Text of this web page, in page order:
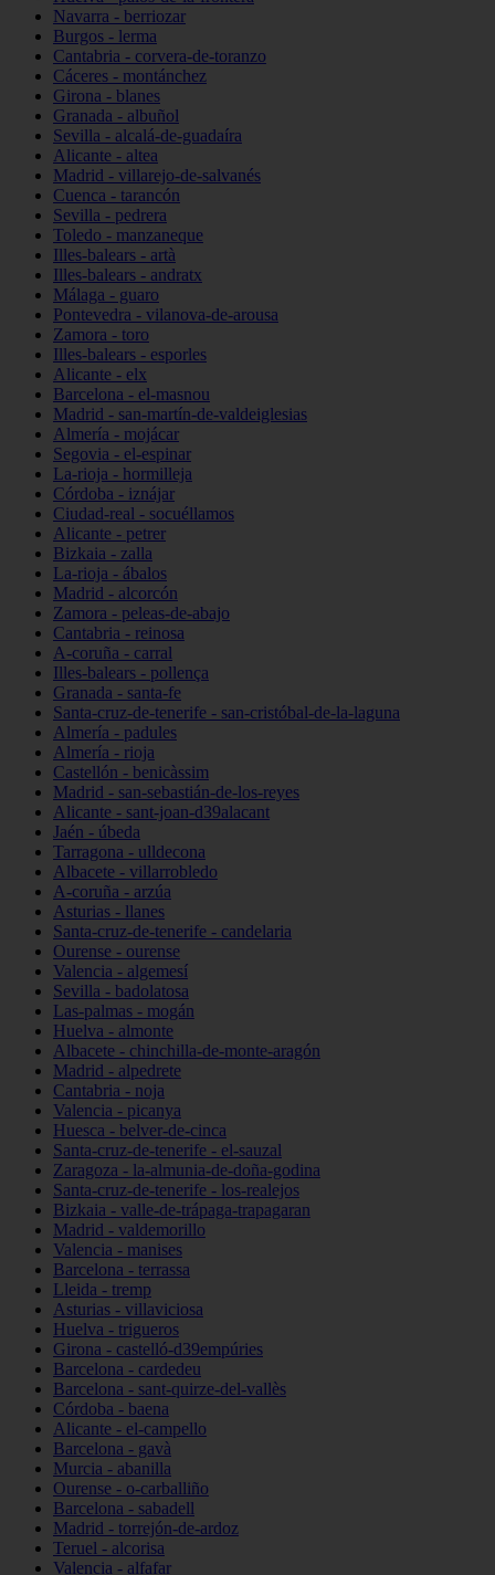
Navarra - berriozar
Burgos - lerma
Cantabria - corvera-de-toranzo
Cáceres - montánchez
Girona - blanes
Granada - albuñol
Sevilla - alcalá-de-guadaíra
Alicante - altea
Madrid - villarejo-de-salvanés
Cuenca - tarancón
Sevilla - pedrera
Toledo - manzaneque
Illes-balears - artà
Illes-balears - andratx
Málaga - guaro
Pontevedra - vilanova-de-arousa
Zamora - toro
Illes-balears - esporles
Alicante - elx
Barcelona - el-masnou
Madrid - san-martín-de-valdeiglesias
Almería - mojácar
Segovia - el-espinar
La-rioja - hormilleja
Córdoba - iznájar
Ciudad-real - socuéllamos
Alicante - petrer
Bizkaia - zalla
La-rioja - ábalos
Madrid - alcorcón
Zamora - peleas-de-abajo
Cantabria - reinosa
A-coruña - carral
Illes-balears - pollença
Granada - santa-fe
Santa-cruz-de-tenerife - san-cristóbal-de-la-laguna
Almería - padules
Almería - rioja
Castellón - benicàssim
Madrid - san-sebastián-de-los-reyes
Alicante - sant-joan-d39alacant
Jaén - úbeda
Tarragona - ulldecona
Albacete - villarrobledo
A-coruña - arzúa
Asturias - llanes
Santa-cruz-de-tenerife - candelaria
Ourense - ourense
Valencia - algemesí
Sevilla - badolatosa
Las-palmas - mogán
Huelva - almonte
Albacete - chinchilla-de-monte-aragón
Madrid - alpedrete
Cantabria - noja
Valencia - picanya
Huesca - belver-de-cinca
Santa-cruz-de-tenerife - el-sauzal
Zaragoza - la-almunia-de-doña-godina
Santa-cruz-de-tenerife - los-realejos
Bizkaia - valle-de-trápaga-trapagaran
Madrid - valdemorillo
Valencia - manises
Barcelona - terrassa
Lleida - tremp
Asturias - villaviciosa
Huelva - trigueros
Girona - castelló-d39empúries
Barcelona - cardedeu
Barcelona - sant-quirze-del-vallès
Córdoba - baena
Alicante - el-campello
Barcelona - gavà
Murcia - abanilla
Ourense - o-carballiño
Barcelona - sabadell
Madrid - torrejón-de-ardoz
Teruel - alcorisa
Valencia - alfafar